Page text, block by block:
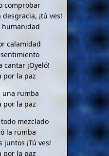
comprobar
¡tú ves!
humanidad
calamidad
cantar ¡Oyeló!
por la paz
una rumba
por la paz
mezclado
la rumba
juntos ¡Tú ves!
por la paz